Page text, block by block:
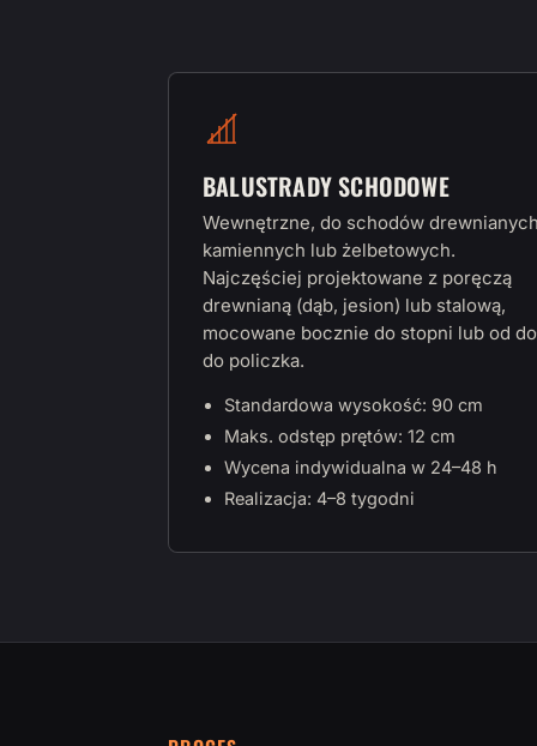
BALUSTRADY SCHODOWE
Wewnętrzne, do schodów
kamiennych lub żelbetowych.
Najczęściej projektowane z poręczą
drewnianą (dąb, jesion) lub stalową,
mocowane bocznie do stopni lub od
do policzka.
Standardowa wysokość: 90 cm
Maks. odstęp prętów: 12 cm
Wycena indywidualna w 24–48 h
Realizacja: 4–8 tygodni